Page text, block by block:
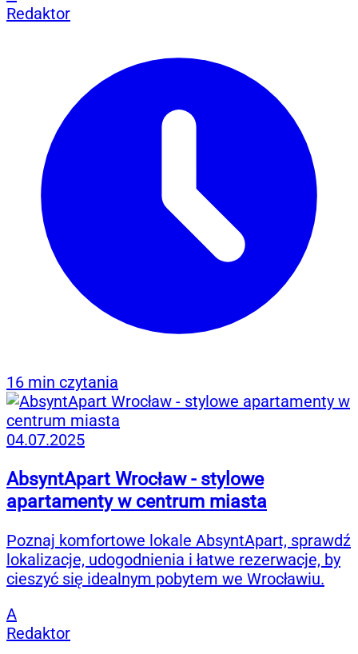
Redaktor
16 min czytania
04.07.2025
AbsyntApart Wrocław - stylowe
apartamenty w centrum miasta
Poznaj komfortowe lokale AbsyntApart, sprawdź
lokalizacje, udogodnienia i łatwe rezerwacje, by
cieszyć się idealnym pobytem we Wrocławiu.
A
Redaktor